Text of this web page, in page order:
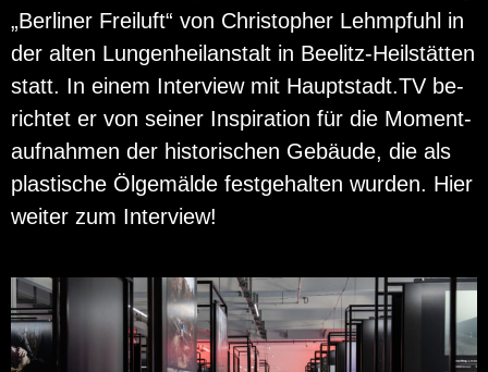
„Ber­li­ner Frei­luft“ von Chris­to­pher Lehm­pfuhl in
der alten Lun­gen­heil­an­stalt in Bee­litz-Heil­stät­ten
statt. In einem In­ter­view mit Haupt­stadt.TV be­
rich­tet er von sei­ner In­spi­ra­ti­on für die Mo­ment­
auf­nah­men der his­to­ri­schen Ge­bäu­de, die als
plas­ti­sche Öl­ge­mäl­de fest­ge­hal­ten wur­den. Hier
wei­ter zum In­ter­view!